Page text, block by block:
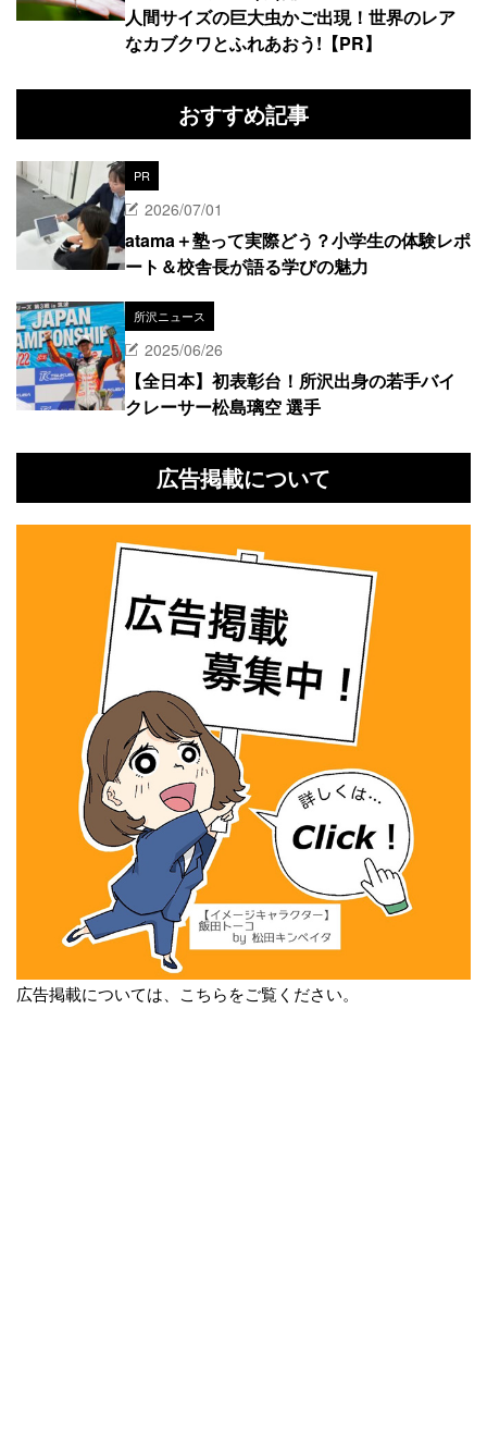
人間サイズの巨大虫かご出現！世界のレア
なカブクワとふれあおう!【PR】
おすすめ記事
PR
2026/07/01
atama＋塾って実際どう？小学生の体験レポ
ート＆校舎長が語る学びの魅力
所沢ニュース
2025/06/26
【全日本】初表彰台！所沢出身の若手バイ
クレーサー松島璃空 選手
広告掲載について
広告掲載については、こちらをご覧ください。